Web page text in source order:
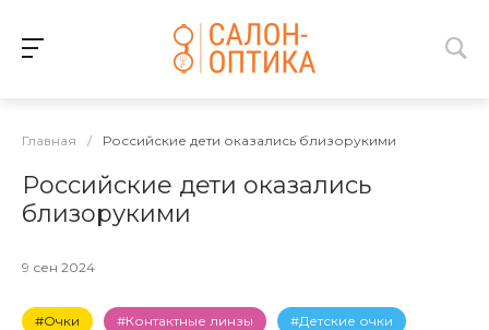
Главная / Российские дети оказались близорукими
Российские дети оказались
близорукими
9 сен 2024
#Очки #Контактные линзы #Детские очки